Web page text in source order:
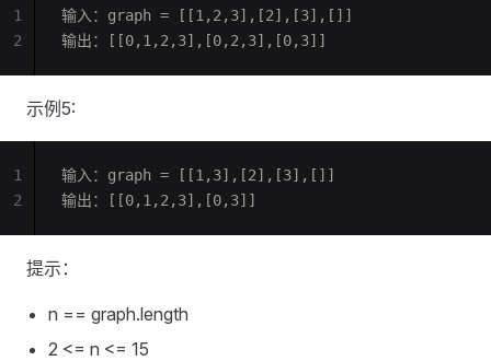
输入：graph = [[1,2,3],[2],[3],[]]
输出：[[0,1,2,3],[0,2,3],[0,3]]
1
2
示例5:
输入：graph = [[1,3],[2],[3],[]]
输出：[[0,1,2,3],[0,3]]
1
2
提示：
n == graph.length
2 <= n <= 15